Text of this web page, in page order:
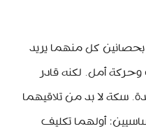
كل منهما يريد
وحركة أمل. لكنه قادر
لا بد من تلاقيهما
أولهما تكليف